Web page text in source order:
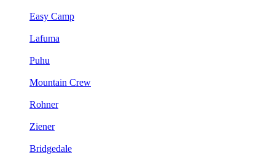
Easy Camp
Lafuma
Puhu
Mountain Crew
Rohner
Ziener
Bridgedale